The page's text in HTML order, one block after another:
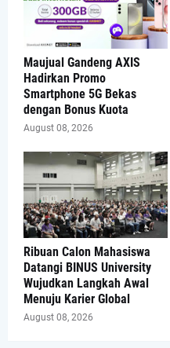
Maujual Gandeng AXIS
Hadirkan Promo
Smartphone 5G Bekas
dengan Bonus Kuota
August 08, 2026
Ribuan Calon Mahasiswa
Datangi BINUS University
Wujudkan Langkah Awal
Menuju Karier Global
August 08, 2026